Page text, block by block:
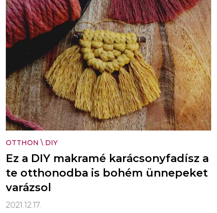
OTTHON \ DIY
Ez a DIY makramé karácsonyfadísz a
te otthonodba is bohém ünnepeket
varázsol
2021.12.17.